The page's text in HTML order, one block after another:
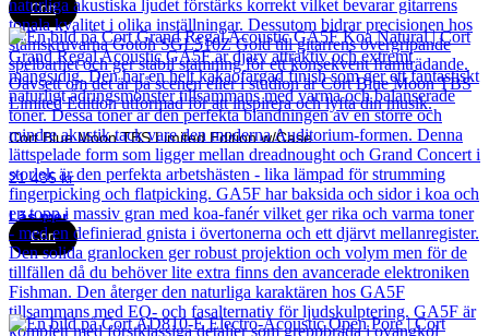
Cort
Cort Blue Moon TBS Limited Edition w/Case
21 435kr
Läs mer
Cort